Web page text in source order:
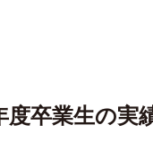
度卒業生の実